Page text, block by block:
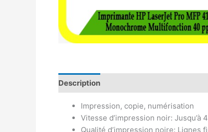
Description
Impression, copie, numérisation
Vitesse d’impression noir: Jusqu’à
Qualité d’impression noire: Lignes